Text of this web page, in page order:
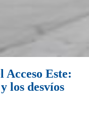
Acceso Este:
los desvíos